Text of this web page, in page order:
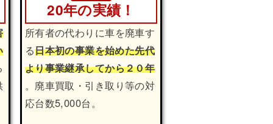
20年の実績！
所有者の代わりに車を廃車す
る日本初の事業を始めた先代
より事業継承してから２０年
。廃車買取・引き取り等の対
応台数5,000台。